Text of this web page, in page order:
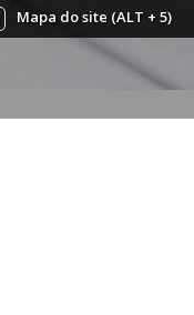
Mapa do site (ALT + 5)